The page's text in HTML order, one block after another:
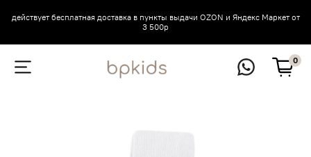
действует бесплатная доставка в пункты выдачи OZON и Яндекс Маркет от
3 500р
0